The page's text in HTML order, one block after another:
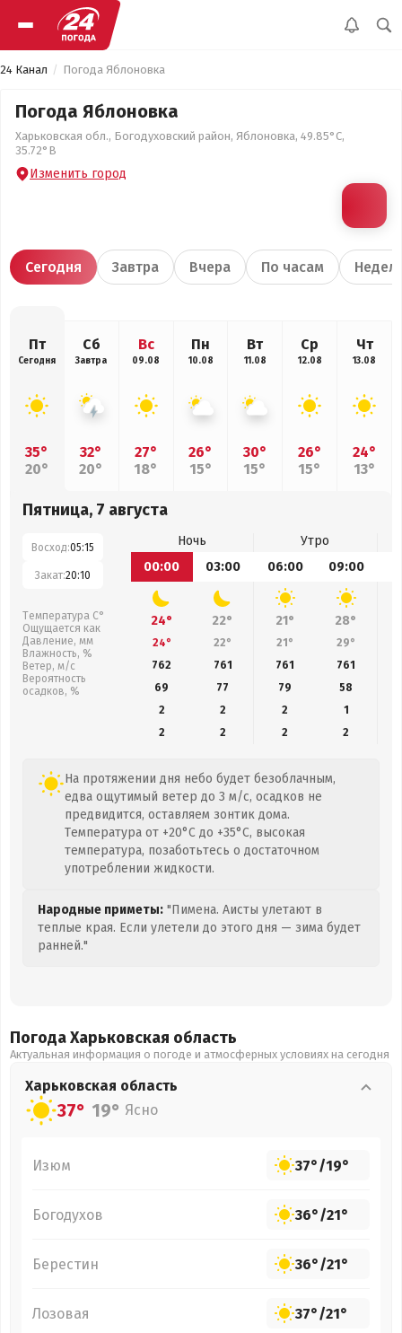
24 Канал Погода Яблоновка
Погода Яблоновка
Харьковская обл., Богодуховский район, Яблоновка, 49.85°С,
35.72°В
Изменить город
Сегодня Завтра Вчера По часам
Пт
Сегодня
35°
20°
Сб
Завтра
32°
20°
Вс
09.08
27°
18°
Пн
10.08
26°
15°
Вт
11.08
30°
15°
Ср
12.08
26°
15°
Чт
13.08
24°
13°
Пятница, 7 августа
Восход:05:15
Закат:20:10
Температура С°
Ощущается как
Давление, мм
Влажность, %
Ветер, м/с
Вероятность
осадков, %
Ночь
Утро
00:00
03:00 06:00 09:00
24° 22° 21° 28°
24° 22° 21° 29°
762
761 761 761
69
77 79
58
2
2 2
1
2
2 2 2
На протяжении дня небо будет безоблачным,
едва ощутимый ветер до 3 м/с, осадков не
предвидится, оставляем зонтик дома.
Температура от +20°C до +35°C, высокая
температура, позаботьтесь о достаточном
употреблении жидкости.
Народные приметы: "Пимена. Аисты улетают в
теплые края. Если улетели до этого дня — зима будет
ранней."
Погода Харьковская область
Актуальная информация о погоде и атмосферных условиях на сегодня
Харьковская область
37° 19° Ясно
Изюм 37°/19°
Богодухов 36°/21°
Берестин 36°/21°
Лозовая 37°/21°